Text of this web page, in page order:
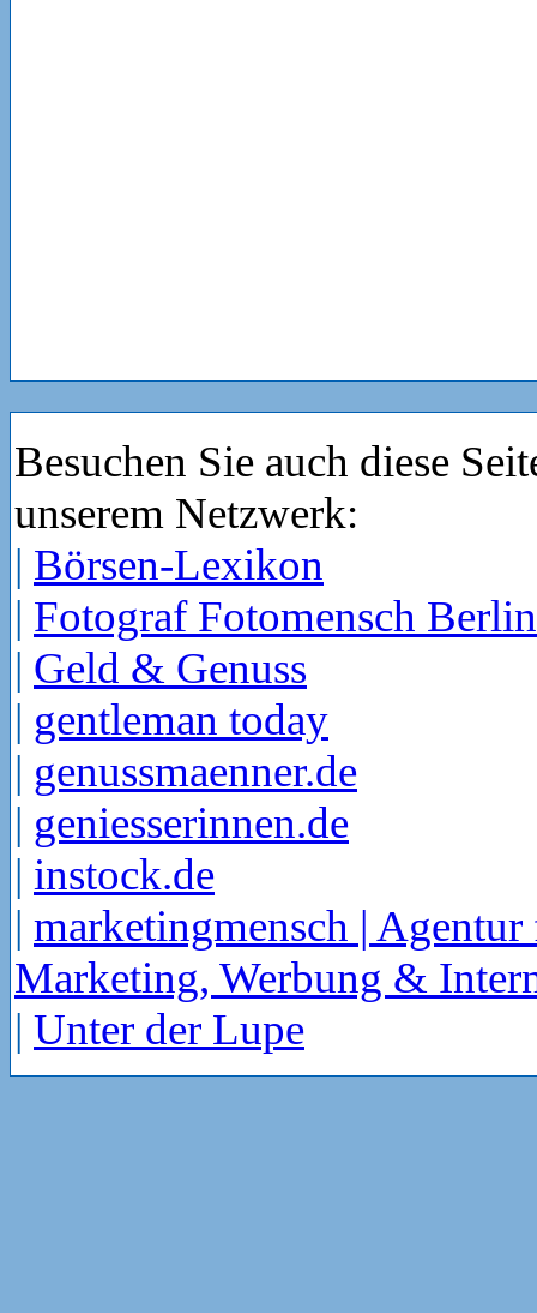
Besuchen Sie auch diese
unserem Netzwerk:
| Börsen-Lexikon
| Fotograf Fotomensch Berlin
| Geld & Genuss
| gentleman today
| genussmaenner.de
| geniesserinnen.de
| instock.de
| marketingmensch | Agentur
Marketing, Werbung &
| Unter der Lupe